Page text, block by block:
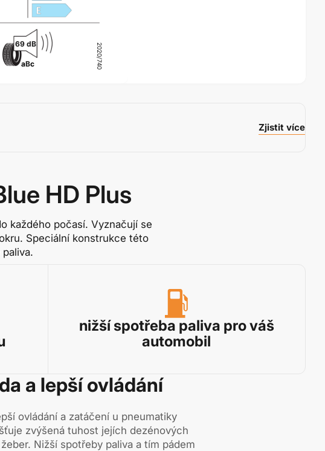
69 dB 2020/740
aBc
Zjistit více
HD Plus
každého počasí. Vyznačují se
Speciální konstrukce této
nižší spotřeba paliva pro váš
automobil
a lepší ovládání
ovládání a zatáčení u pneumatiky
zvýšená tuhost jejích dezénových
Nižší spotřeby paliva a tím pádem